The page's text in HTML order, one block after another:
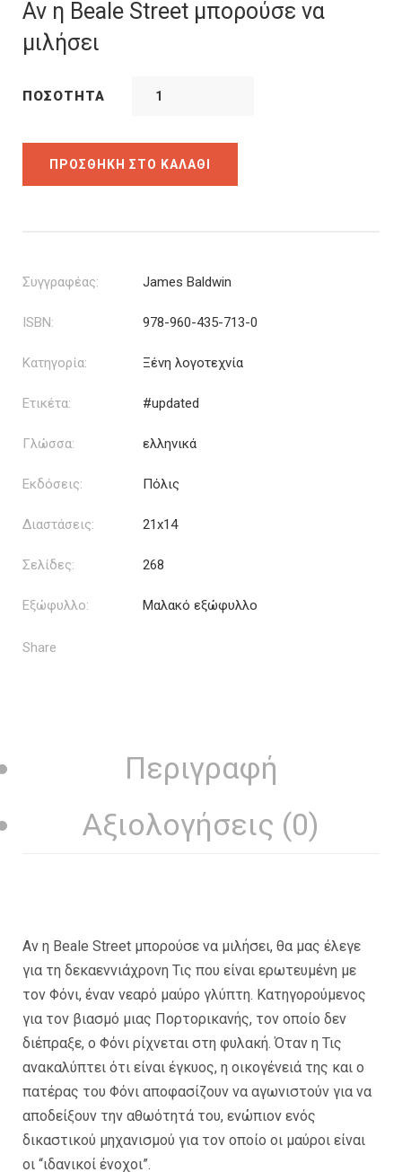
Αν η Beale Street μπορούσε να
μιλήσει
ΠΟΣΌΤΗΤΑ
ΠΡΟΣΘΉΚΗ ΣΤΟ ΚΑΛΆΘΙ
Συγγραφέας: James Baldwin
ISBN: 978-960-435-713-0
Κατηγορία: Ξένη λογοτεχνία
Ετικέτα: #updated
Γλώσσα: ελληνικά
Εκδόσεις: Πόλις
Διαστάσεις: 21x14
Σελίδες: 268
Εξώφυλλο: Μαλακό εξώφυλλο
Share
Περιγραφή
Αξιολογήσεις (0)
Αν η Beale Street μπορούσε να μιλήσει, θα μας έλεγε
για τη δεκαεννιάχρονη Τις που είναι ερωτευμένη με
τον Φόνι, έναν νεαρό μαύρο γλύπτη. Κατηγορούμενος
για τον βιασμό μιας Πορτορικανής, τον οποίο δεν
διέπραξε, ο Φόνι ρίχνεται στη φυλακή. Όταν η Τις
ανακαλύπτει ότι είναι έγκυος, η οικογένειά της και ο
πατέρας του Φόνι αποφασίζουν να αγωνιστούν για να
αποδείξουν την αθωότητά του, ενώπιον ενός
δικαστικού μηχανισμού για τον οποίο οι μαύροι είναι
οι “ιδανικοί ένοχοι”.